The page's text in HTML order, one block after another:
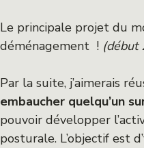
Le principale projet du
déménagement ! (début
Par la suite, j’aimerais
embaucher quelqu’un
pouvoir développer
posturale. L’objectif est